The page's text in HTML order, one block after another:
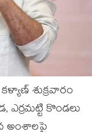
శుక్రవారం
ఎర్రమట్టి కొండలు
అంశాలపై